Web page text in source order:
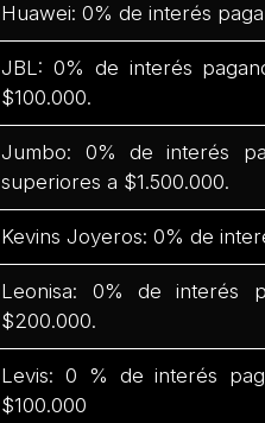
Huawei: 0% de interés
JBL: 0% de interés
$100.000.
Jumbo: 0% de interés
superiores a $1.500.000.
Kevins Joyeros: 0% de
Leonisa: 0% de interés
$200.000.
Levis: 0 % de interés
$100.000